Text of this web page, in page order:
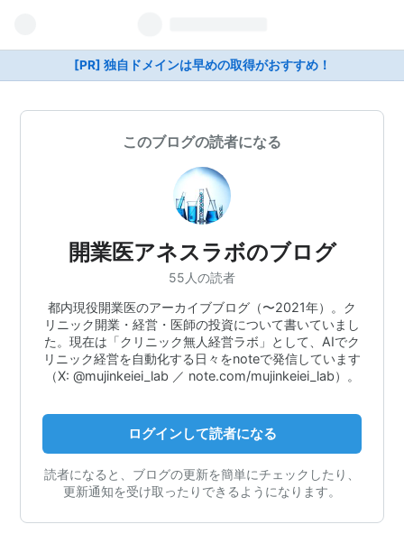
[PR] 独自ドメインは早めの取得がおすすめ！
このブログの読者になる
開業医アネスラボのブログ
55人の読者
都内現役開業医のアーカイブブログ（〜2021年）。ク
リニック開業・経営・医師の投資について書いていまし
た。現在は「クリニック無人経営ラボ」として、AIでク
リニック経営を自動化する日々をnoteで発信しています
（X: @mujinkeiei_lab ／ note.com/mujinkeiei_lab）。
ログインして読者になる
読者になると、ブログの更新を簡単にチェックしたり、
更新通知を受け取ったりできるようになります。